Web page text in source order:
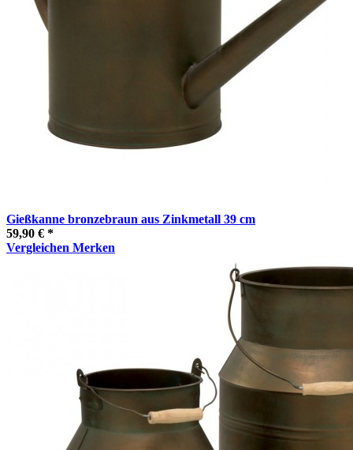
Gießkanne bronzebraun aus Zinkmetall 39 cm
59,90 € *
Vergleichen Merken